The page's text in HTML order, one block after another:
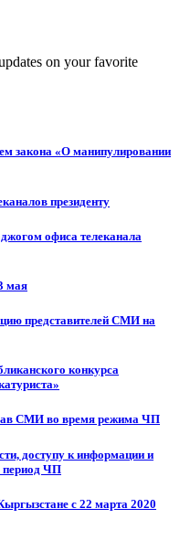
on your favorite
закона «О манипулировании
президенту
офиса телеканала
мая
представителей СМИ на
конкурса
СМИ во время режима ЧП
доступу к информации и
период ЧП
с 22 марта 2020